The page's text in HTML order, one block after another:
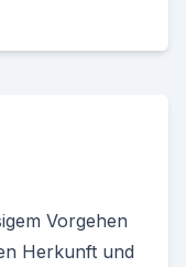
Vorgehen
Herkunft und